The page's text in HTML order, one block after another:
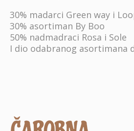
30% madarci Green way i
30% asortiman By Boo
50% nadmadraci Rosa i Sole
I dio odabranog asortimana